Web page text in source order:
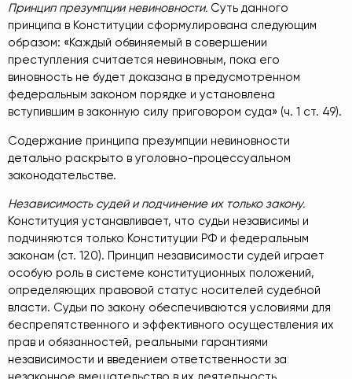
Принцип презумпции невиновности. Суть данного
принципа в Конституции сформулирована следующим
образом: «Каждый обвиняемый в совершении
преступления считается невиновным, пока его
виновность не будет доказана в предусмотренном
федеральным законом порядке и установлена
вступившим в законную силу приговором суда» (ч. 1 ст. 49).
Содержание принципа презумпции невиновности
детально раскрыто в уголовно-процессуальном
законодательстве.
Независимость судей и подчинение их только закону.
Конституция устанавливает, что судьи независимы и
подчиняются только Конституции РФ и федеральным
законам (ст. 120). Принцип независимости судей играет
особую роль в системе конституционных положений,
определяющих правовой статус носителей судебной
власти. Судьи по закону обеспечиваются условиями для
беспрепятственного и эффективного осуществления их
прав и обязанностей, реальными гарантиями
независимости и введением ответственности за